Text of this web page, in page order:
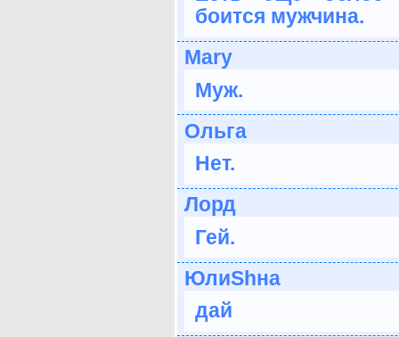
боится мужчина.
Mary
Муж.
Ольга
Нет.
Лорд
Гей.
ЮлиShна
дай